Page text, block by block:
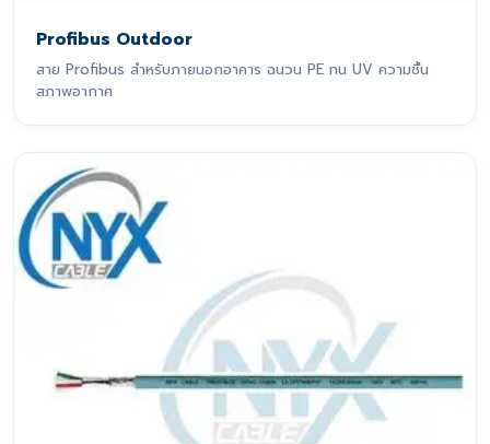
Profibus Outdoor
สาย Profibus สำหรับภายนอกอาคาร ฉนวน PE ทน UV ความชื้น
สภาพอากาศ